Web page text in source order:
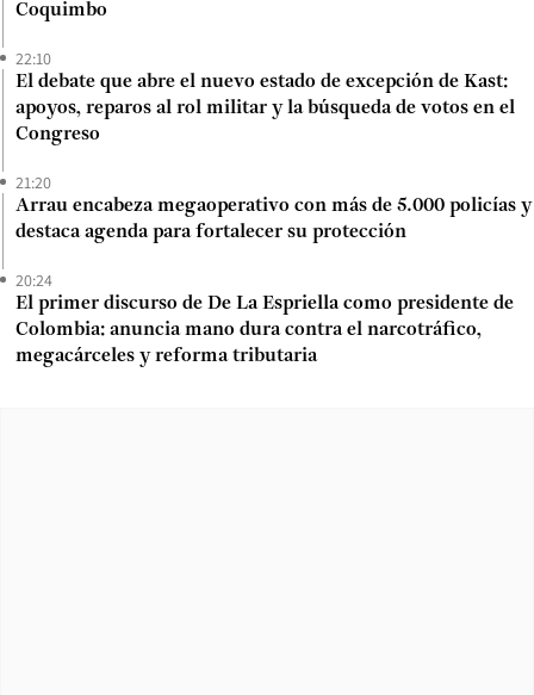
Coquimbo
22:10
El debate que abre el nuevo estado de excepción de Kast:
apoyos, reparos al rol militar y la búsqueda de votos en el
Congreso
21:20
Arrau encabeza megaoperativo con más de 5.000 policías y
destaca agenda para fortalecer su protección
20:24
El primer discurso de De La Espriella como presidente de
Colombia: anuncia mano dura contra el narcotráfico,
megacárceles y reforma tributaria